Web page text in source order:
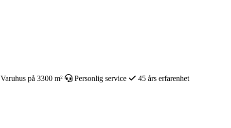
Varuhus på 3300 m² Personlig service
45 års erfarenhet